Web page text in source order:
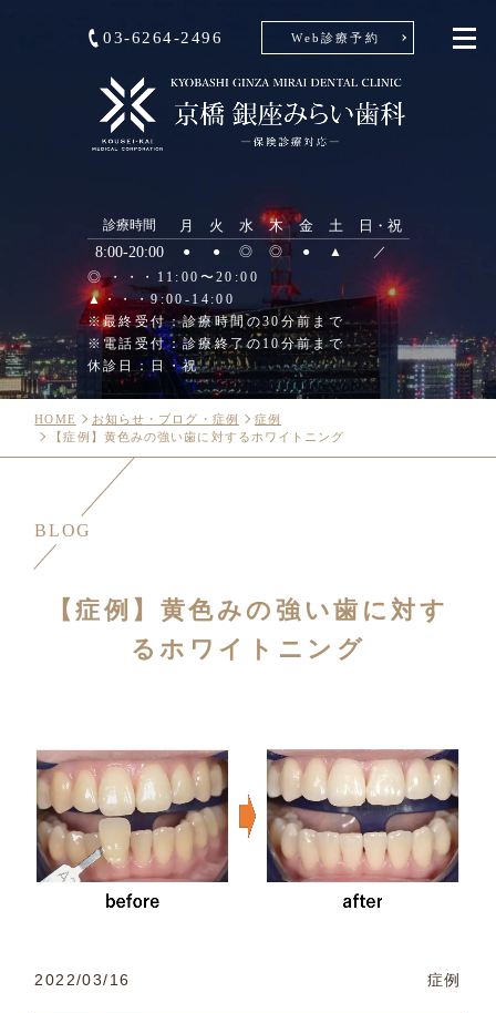
03-6264-2496 Web診療予約
診療時間 月 火 水 木 金 土
日・祝
8:00-20:00
● ● ◎ ◎ ● ▲
／
◎ ・・・11:00〜20:00
▲・・・9:00-14:00
※最終受付：診療時間の30分前まで
※電話受付：診療終了の10分前まで
休診日：日・祝
HOME お知らせ・ブログ・症例
症例
【症例】黄色みの強い歯に対するホワイトニング
BLOG
【症例】黄色みの強い歯に対す
るホワイトニング
2022/03/16 症例